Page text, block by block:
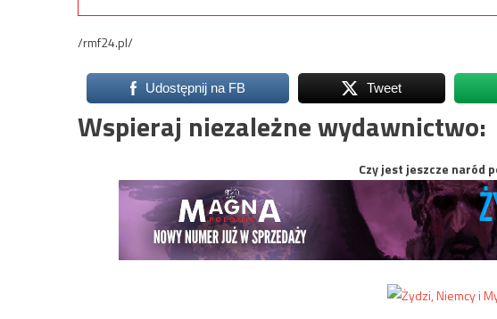
/rmf24.pl/
Udostępnij na FB Tweet
Wspieraj niezależne wydawnictwo:
Czy jest jeszcze naród